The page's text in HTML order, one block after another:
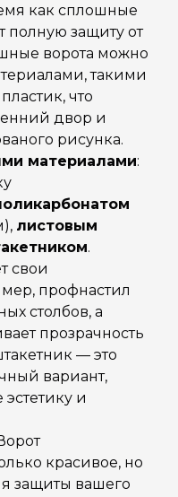
как сплошные
полную защиту от
ворота можно
такими
что
двор и
рисунка.
материалами:
листовым
.
свои
профнастил
столбов, а
прозрачность
— это
вариант,
эстетику и
красивое, но
защиты вашего